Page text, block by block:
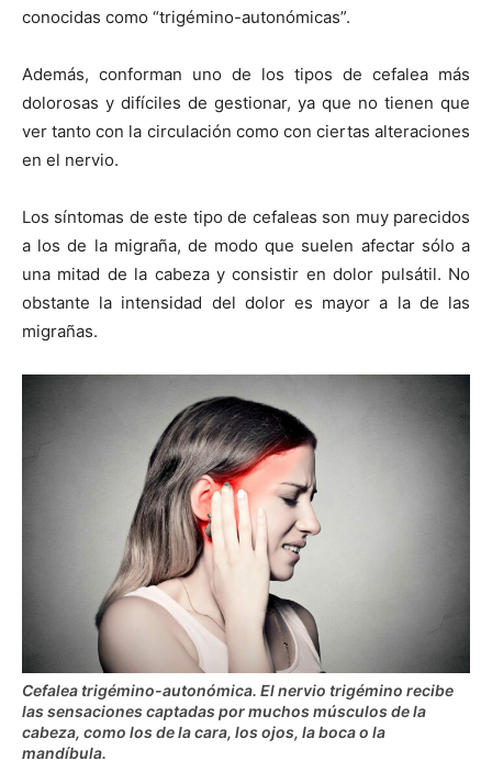
conocidas como “trigémino-autonómicas”.
Además, conforman uno de los tipos de cefalea más
dolorosas y difíciles de gestionar, ya que no tienen que
ver tanto con la circulación como con ciertas alteraciones
en el nervio.
Los síntomas de este tipo de cefaleas son muy parecidos
a los de la migraña, de modo que suelen afectar sólo a
una mitad de la cabeza y consistir en dolor pulsátil. No
obstante la intensidad del dolor es mayor a la de las
migrañas.
Cefalea trigémino-autonómica. El nervio trigémino recibe
las sensaciones captadas por muchos músculos de la
cabeza, como los de la cara, los ojos, la boca o la
mandíbula.